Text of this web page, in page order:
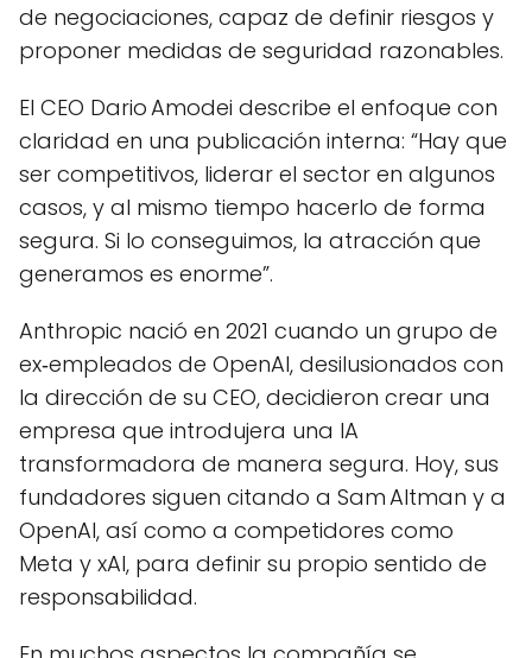
de negociaciones, capaz de definir riesgos y
proponer medidas de seguridad razonables.
El CEO Dario Amodei describe el enfoque con
claridad en una publicación interna: “Hay que
ser competitivos, liderar el sector en algunos
casos, y al mismo tiempo hacerlo de forma
segura. Si lo conseguimos, la atracción que
generamos es enorme”.
Anthropic nació en 2021 cuando un grupo de
ex‑empleados de OpenAI, desilusionados con
la dirección de su CEO, decidieron crear una
empresa que introdujera una IA
transformadora de manera segura. Hoy, sus
fundadores siguen citando a Sam Altman y a
OpenAI, así como a competidores como
Meta y xAI, para definir su propio sentido de
responsabilidad.